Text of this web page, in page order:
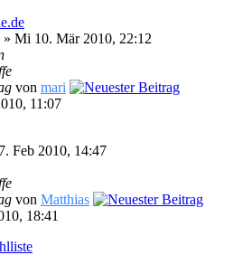
» Mi 10. Mär 2010, 22:12
von mari
11:07
Feb 2010, 14:47
von Matthias
18:41